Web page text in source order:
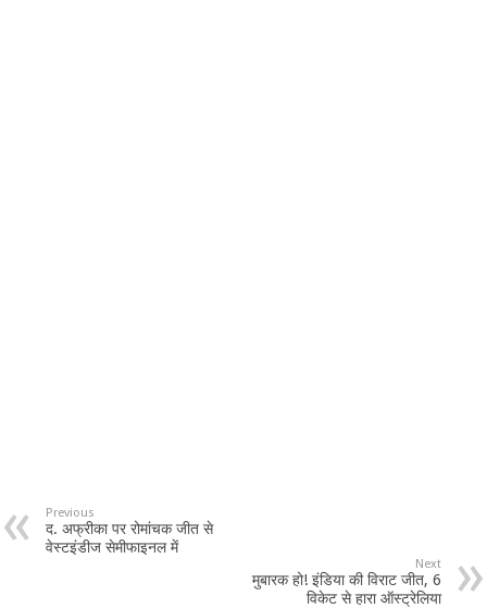
Previous
द. अफ्रीका पर रोमांचक जीत से
वेस्टइंडीज सेमीफाइनल में
Next
मुबारक हो! इंडिया की विराट जीत, 6
विकेट से हारा ऑस्ट्रेलिया